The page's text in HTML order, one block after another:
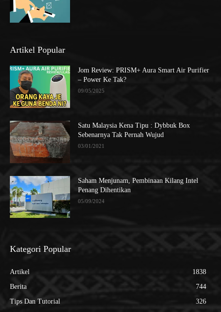
Artikel Popular
Jom Review: PRISM+ Aura Smart Air Purifier
– Power Ke Tak?
09/05/2025
Satu Malaysia Kena Tipu : Dybbuk Box
Sebenarnya Tak Pernah Wujud
03/01/2021
Saham Menjunam, Pembinaan Kilang Intel
Penang Dihentikan
05/09/2024
Kategori Popular
Artikel
1838
Berita
744
Tips Dan Tutorial
326